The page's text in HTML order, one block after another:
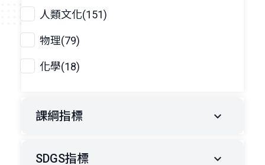
人類文化(151)
物理(79)
化學(18)
課綱指標
SDGS指標